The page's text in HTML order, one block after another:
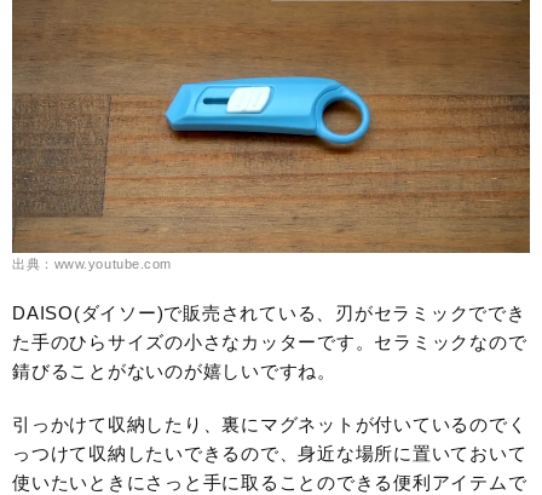
出典：www.youtube.com
DAISO(ダイソー)で販売されている、刃がセラミックででき
た手のひらサイズの小さなカッターです。セラミックなので
錆びることがないのが嬉しいですね。
引っかけて収納したり、裏にマグネットが付いているのでく
っつけて収納したいできるので、身近な場所に置いておいて
使いたいときにさっと手に取ることのできる便利アイテムで